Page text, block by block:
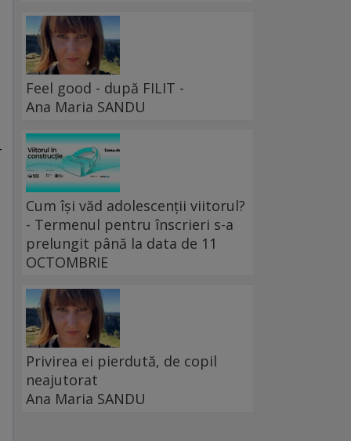
Feel good - după FILIT -
Ana Maria SANDU
Cum își văd adolescenții viitorul?
- Termenul pentru înscrieri s-a
prelungit până la data de 11
OCTOMBRIE
Privirea ei pierdută, de copil
neajutorat
Ana Maria SANDU